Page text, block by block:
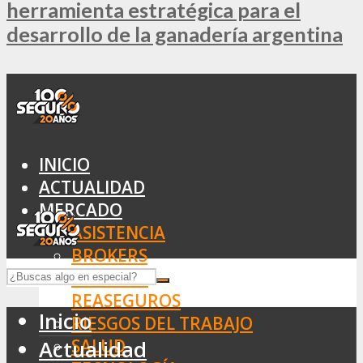
herramienta estratégica para el
desarrollo de la ganadería argentina
INICIO
ACTUALIDAD
MERCADO
ASISTENCIA
BROKERS
SEGUROS
REASEGUROS
RIESGOS DEL TRABAJO
SALUD
Inicio
Actualidad